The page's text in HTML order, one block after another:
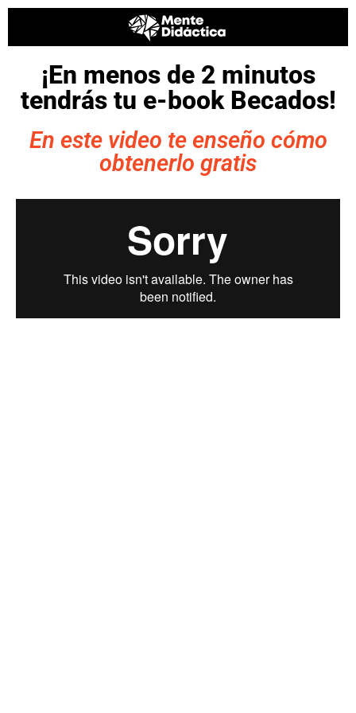
¡En menos de 2 minutos
tendrás tu e-book Becados!
En este video te enseño cómo
obtenerlo gratis